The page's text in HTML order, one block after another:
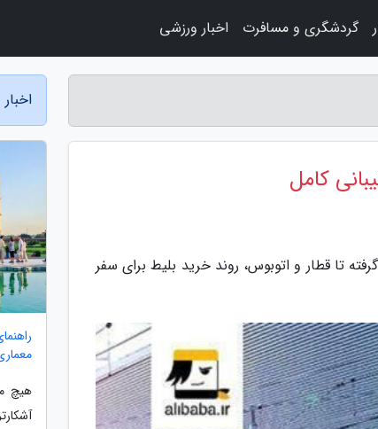
کامل
تا قطار و اتوبوس، روند خرید بلیط برای سفر
هیچ
گردشگری و مسافرت اخبار ورزشی